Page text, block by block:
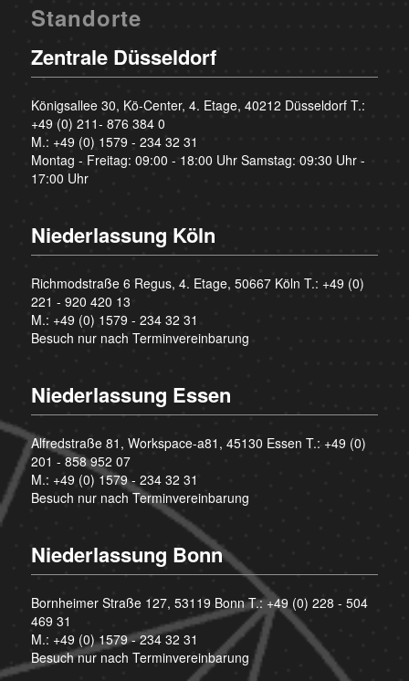
Standorte
Zentrale Düsseldorf
Königsallee 30, Kö-Center, 4. Etage, 40212 Düsseldorf T.:
+49 (0) 211- 876 384 0
M.: +49 (0) 1579 - 234 32 31
Montag - Freitag: 09:00 - 18:00 Uhr Samstag: 09:30 Uhr -
17:00 Uhr
Niederlassung Köln
Richmodstraße 6 Regus, 4. Etage, 50667 Köln T.: +49 (0)
221 - 920 420 13
M.: +49 (0) 1579 - 234 32 31
Besuch nur nach Terminvereinbarung
Niederlassung Essen
Alfredstraße 81, Workspace-a81, 45130 Essen T.: +49 (0)
201 - 858 952 07
M.: +49 (0) 1579 - 234 32 31
Besuch nur nach Terminvereinbarung
Niederlassung Bonn
Bornheimer Straße 127, 53119 Bonn T.:+49 (0) 228 - 504
469 31
M.: +49 (0) 1579 - 234 32 31
Besuch nur nach Terminvereinbarung